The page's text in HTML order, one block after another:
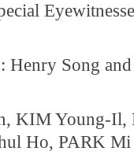
Henry Song
KIM Young-Il,
Ho, PARK Mi